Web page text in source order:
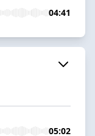
04:41
05:02